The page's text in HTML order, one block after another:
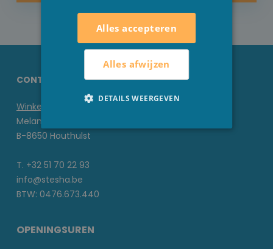
CONTACTGEGEVENS STESHA
Winkel
Melanedreef 6 D
B-8650 Houthulst
T. +32 51 70 22 93
info@stesha.be
BTW: 0476.673.440
OPENINGSUREN
Alles accepteren
Alles afwijzen
DETAILS WEERGEVEN